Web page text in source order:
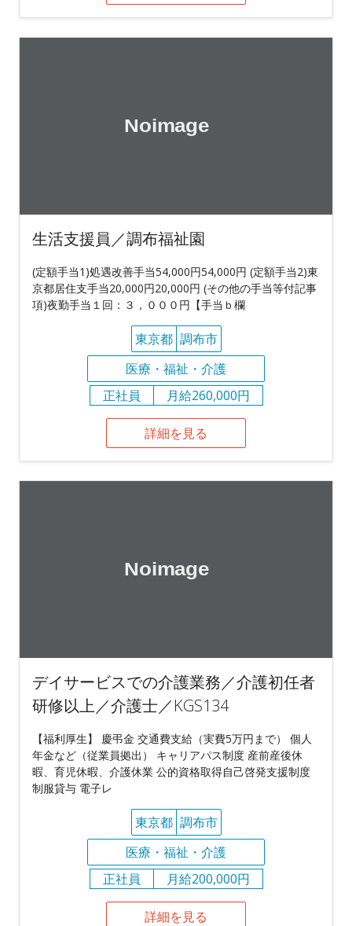
生活支援員／調布福祉園
(定額手当1)処遇改善手当54,000円54,000円 (定額手当2)東
京都居住支手当20,000円20,000円 (その他の手当等付記事
項)夜勤手当１回：３，０００円【手当ｂ欄
東京都 調布市
医療・福祉・介護
正社員
月給260,000円
詳細を見る
デイサービスでの介護業務／介護初任者
研修以上／介護士／KGS134
【福利厚生】 慶弔金 交通費支給（実費5万円まで） 個人
年金など（従業員拠出） キャリアパス制度 産前産後休
暇、育児休暇、介護休業 公的資格取得自己啓発支援制度
制服貸与 電子レ
東京都 調布市
医療・福祉・介護
正社員
月給200,000円
詳細を見る